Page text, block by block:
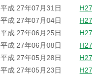
平成 27年07月31日
平成 27年07月04日
平成 27年06月25日
平成 27年06月08日
平成 27年05月28日
平成 27年05月23日